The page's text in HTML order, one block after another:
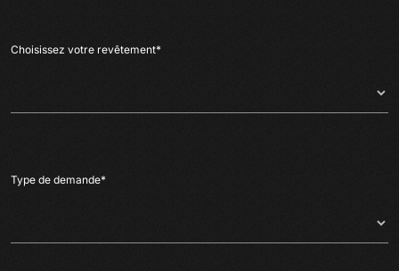
Choisissez votre revêtement*
Type de demande*